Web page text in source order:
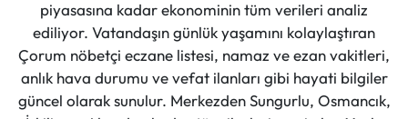
piyasasına kadar ekonominin tüm verileri analiz
ediliyor. Vatandaşın günlük yaşamını kolaylaştıran
Çorum nöbetçi eczane listesi, namaz ve ezan vakitleri,
anlık hava durumu ve vefat ilanları gibi hayati bilgiler
güncel olarak sunulur. Merkezden Sungurlu, Osmancık,